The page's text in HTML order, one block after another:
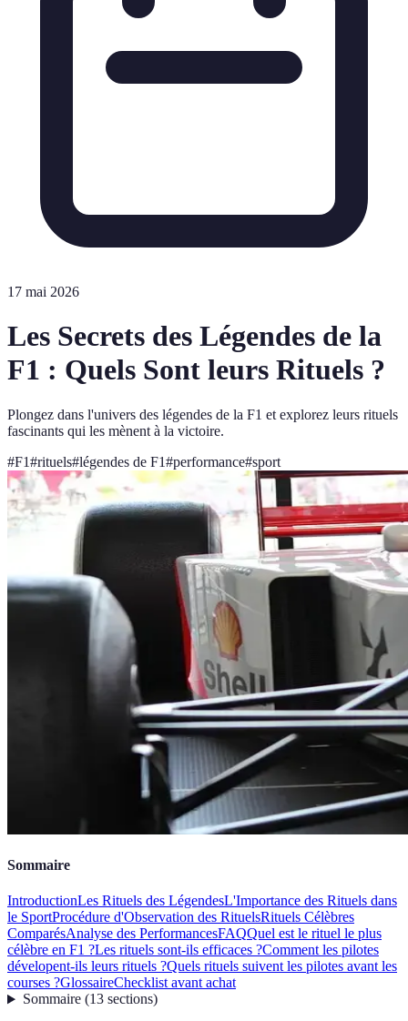
17 mai 2026
Les Secrets des Légendes de la
F1 : Quels Sont leurs Rituels ?
Plongez dans l'univers des légendes de la F1 et explorez leurs rituels
fascinants qui les mènent à la victoire.
#F1#rituels#légendes de F1#performance#sport
Sommaire
IntroductionLes Rituels des LégendesL'Importance des Rituels dans
le SportProcédure d'Observation des RituelsRituels Célèbres
ComparésAnalyse des PerformancesFAQQuel est le rituel le plus
célèbre en F1 ?Les rituels sont-ils efficaces ?Comment les pilotes
dévelopent-ils leurs rituels ?Quels rituels suivent les pilotes avant les
courses ?GlossaireChecklist avant achat
Sommaire(13 sections)